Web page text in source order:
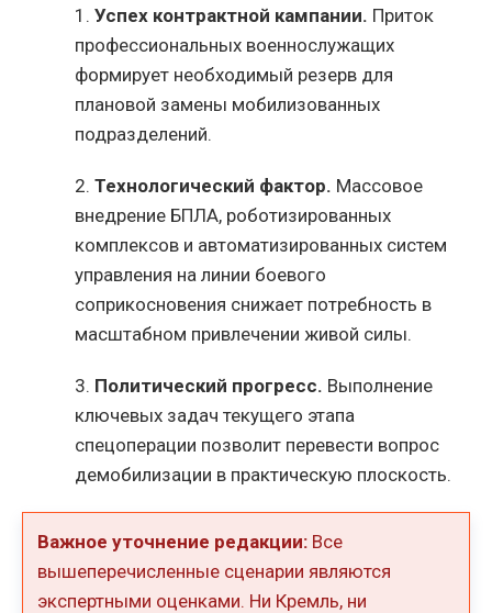
1. Успех контрактной кампании. Приток
профессиональных военнослужащих
формирует необходимый резерв для
плановой замены мобилизованных
подразделений.
2. Технологический фактор. Массовое
внедрение БПЛА, роботизированных
комплексов и автоматизированных систем
управления на линии боевого
соприкосновения снижает потребность в
масштабном привлечении живой силы.
3. Политический прогресс. Выполнение
ключевых задач текущего этапа
спецоперации позволит перевести вопрос
демобилизации в практическую плоскость.
Важное уточнение редакции: Все
вышеперечисленные сценарии являются
экспертными оценками. Ни Кремль, ни